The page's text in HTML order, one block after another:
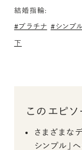
結婚指輪:
#プラチナ #シンプ
下
このエピ
さまざまな
シンプル」